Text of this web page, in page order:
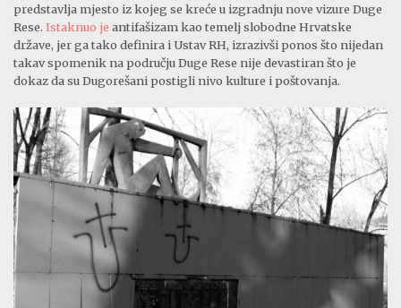
predstavlja mjesto iz kojeg se kreće u izgradnju nove vizure Duge
Rese. Istaknuo je antifašizam kao temelj slobodne Hrvatske
države, jer ga tako definira i Ustav RH, izrazivši ponos što nijedan
takav spomenik na području Duge Rese nije devastiran što je
dokaz da su Dugorešani postigli nivo kulture i poštovanja.